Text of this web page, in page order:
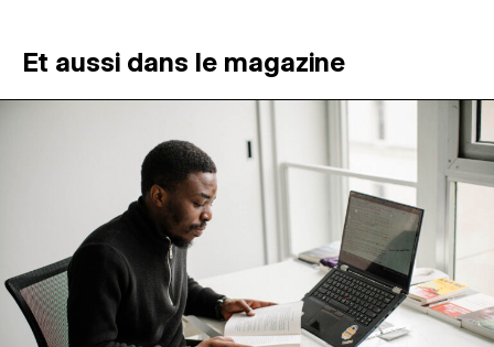
ATELIERS OUVERTS
ESPACES DE PRATIQUE ARTISTIQUE ↓
Recherche
Et aussi dans le magazine